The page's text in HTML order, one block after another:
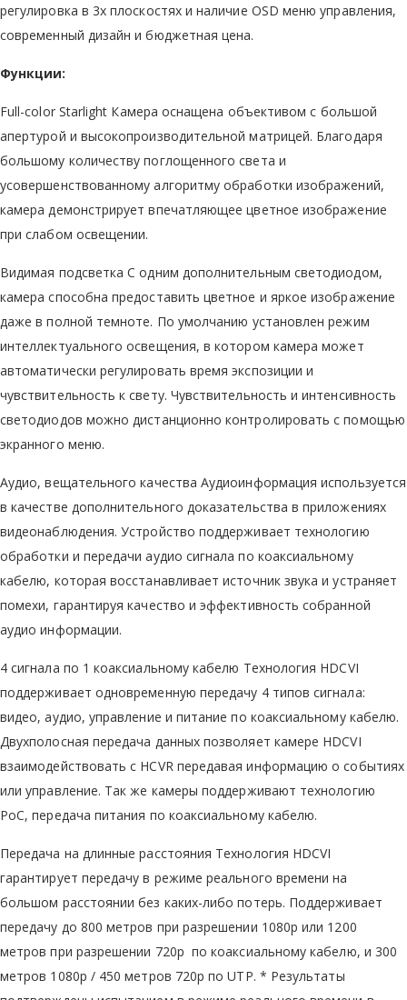
регулировка в 3х плоскостях и наличие OSD меню управления,
современный дизайн и бюджетная цена.
Функции:
Full-color Starlight Камера оснащена объективом с большой
апертурой и высокопроизводительной матрицей. Благодаря
большому количеству поглощенного света и
усовершенствованному алгоритму обработки изображений,
камера демонстрирует впечатляющее цветное изображение
при слабом освещении.
Видимая подсветка С одним дополнительным светодиодом,
камера способна предоставить цветное и яркое изображение
даже в полной темноте. По умолчанию установлен режим
интеллектуального освещения, в котором камера может
автоматически регулировать время экспозиции и
чувствительность к свету. Чувствительность и интенсивность
светодиодов можно дистанционно контролировать с помощью
экранного меню.
Аудио, вещательного качества Аудиоинформация используется
в качестве дополнительного доказательства в приложениях
видеонаблюдения. Устройство поддерживает технологию
обработки и передачи аудио сигнала по коаксиальному
кабелю, которая восстанавливает источник звука и устраняет
помехи, гарантируя качество и эффективность собранной
аудио информации.
4 сигнала по 1 коаксиальному кабелю Технология HDCVI
поддерживает одновременную передачу 4 типов сигнала:
видео, аудио, управление и питание по коаксиальному кабелю.
Двухполосная передача данных позволяет камере HDCVI
взаимодействовать с HCVR передавая информацию о событиях
или управление. Так же камеры поддерживают технологию
PoC, передача питания по коаксиальному кабелю.
Передача на длинные расстояния Технология HDCVI
гарантирует передачу в режиме реального времени на
большом расстоянии без каких-либо потерь. Поддерживает
передачу до 800 метров при разрешении 1080p или 1200
метров при разрешении 720р по коаксиальному кабелю, и 300
метров 1080р / 450 метров 720р по UTP. * Результаты